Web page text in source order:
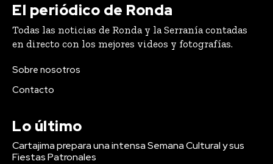
El periódico de Ronda
Todas las noticias de Ronda y la Serranía contadas
en directo con los mejores videos y fotografías.
Sobre nosotros
Contacto
Lo último
Cartajima prepara una intensa Semana Cultural y sus
Fiestas Patronales